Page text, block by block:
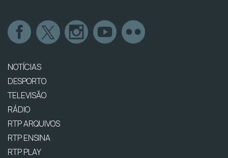
NOTÍCIAS
DESPORTO
TELEVISÃO
RÁDIO
RTP ARQUIVOS
RTP ENSINA
RTP PLAY